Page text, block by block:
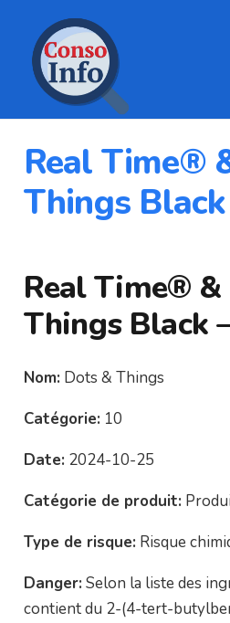
Real Time®
Things
Real Time®
Things Black
Nom: Dots & Things
Catégorie: 10
Date: 2024-10-25
Catégorie de produit:
Type de risque: Risque
Danger: Selon la liste des
contient du 2-(4-tert-